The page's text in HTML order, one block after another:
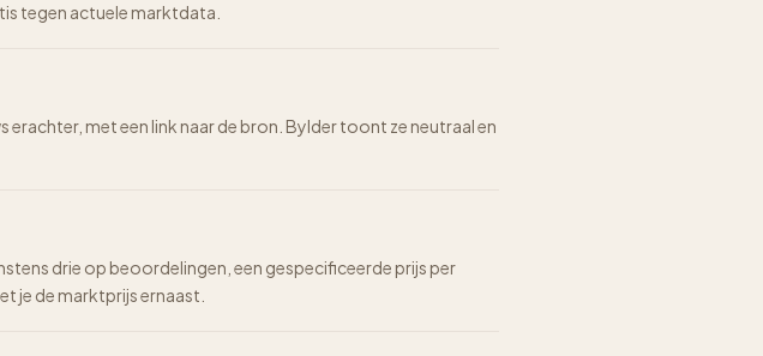
tegen actuele marktdata.
erachter, met een link naar de bron. Bylder toont ze neutraal en
drie op beoordelingen, een gespecificeerde prijs per
je de marktprijs ernaast.